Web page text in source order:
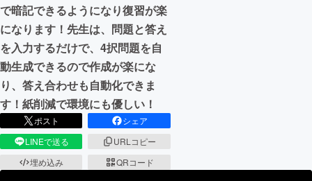
で暗記できるようになり復習が楽
になります！先生は、問題と答え
を入力するだけで、4択問題を自
動生成できるので作成が楽にな
り、答え合わせも自動化できま
す！紙削減で環境にも優しい！
ポスト
シェア
LINEで送る
URLコピー
埋め込み
QRコード